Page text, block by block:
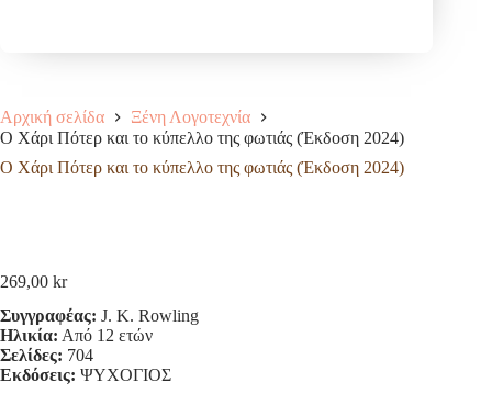
Αρχική σελίδα
Ξένη Λογοτεχνία
Ο Χάρι Πότερ και το κύπελλο της φωτιάς (Έκδοση 2024)
Ο Χάρι Πότερ και το κύπελλο της φωτιάς (Έκδοση 2024)
269,00 kr
Συγγραφέας: J. K. Rowling
Ηλικία: Από 12 ετών
Σελίδες: 704
Εκδόσεις: ΨΥΧΟΓΙΟΣ